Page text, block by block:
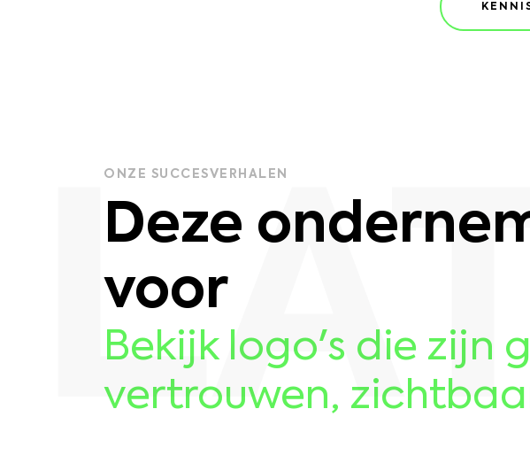
ONZE SUCCESVERHALEN
Deze
voor
Bekijk logo's die zijn
vertrouwen,